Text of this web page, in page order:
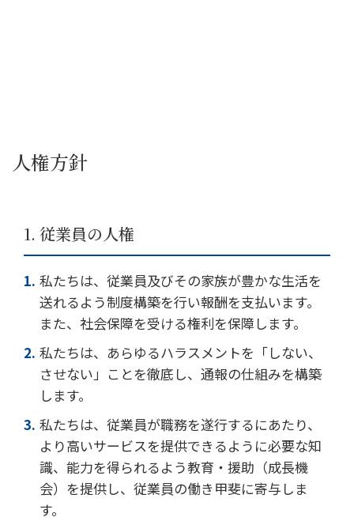
人権方針
1. 従業員の人権
私たちは、従業員及びその家族が豊かな生活を
送れるよう制度構築を行い報酬を支払います。
また、社会保障を受ける権利を保障します。
私たちは、あらゆるハラスメントを「しない、
させない」ことを徹底し、通報の仕組みを構築
します。
私たちは、従業員が職務を遂行するにあたり、
より高いサービスを提供できるように必要な知
識、能力を得られるよう教育・援助（成長機
会）を提供し、従業員の働き甲斐に寄与しま
す。